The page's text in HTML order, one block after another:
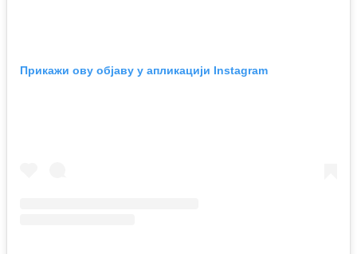
Прикажи ову објаву у апликацији Instagram